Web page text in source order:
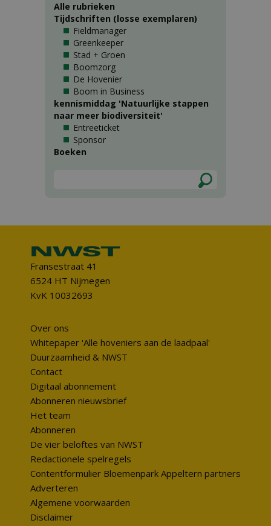
Alle rubrieken
Tijdschriften (losse exemplaren)
Fieldmanager
Greenkeeper
Stad + Groen
Boomzorg
De Hovenier
Boom in Business
kennismiddag 'Natuurlijke stappen
naar meer biodiversiteit'
Entreeticket
Sponsor
Boeken
Fransestraat 41
6524 HT Nijmegen
KvK 10032693
Over ons
Whitepaper 'Alle hoveniers aan de laadpaal'
Duurzaamheid & NWST
Contact
Digitaal abonnement
Abonneren nieuwsbrief
Het team
Abonneren
De vier beloftes van NWST
Redactionele spelregels
Contentformulier Bloemenpark Appeltern partners
Adverteren
Algemene voorwaarden
Disclaimer